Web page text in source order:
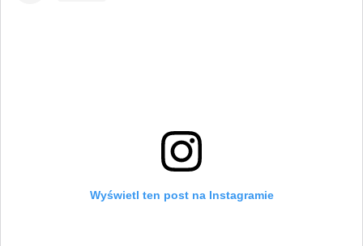
Wyświetl ten post na Instagramie